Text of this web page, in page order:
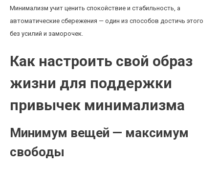
Минимализм учит ценить спокойствие и стабильность, а
автоматические сбережения — один из способов достичь этого
без усилий и заморочек.
Как настроить свой образ
жизни для поддержки
привычек минимализма
Минимум вещей — максимум
свободы